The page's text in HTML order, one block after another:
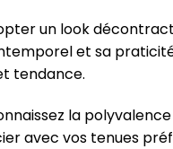
un look
et sa
tendance.
la
avec vos tenues